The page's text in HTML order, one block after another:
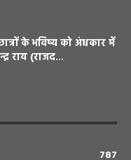
के भविष्य को अंधकार में
राय (राजद...
787